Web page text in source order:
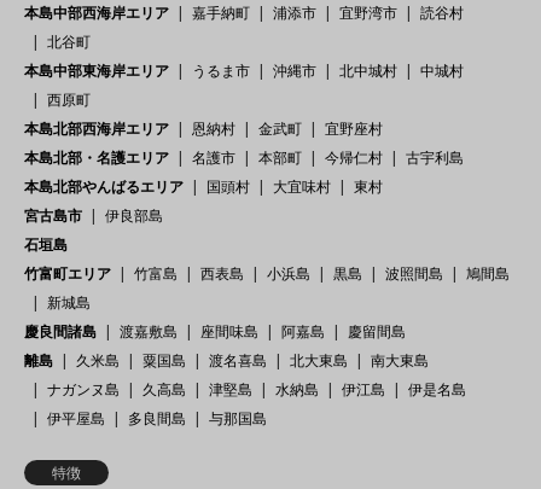
本島中部西海岸エリア
嘉手納町 浦添市 宜野湾市
読谷村
北谷町
本島中部東海岸エリア
うるま市 沖縄市 北中城村
中城村
西原町
本島北部西海岸エリア
恩納村 金武町
宜野座村
本島北部・名護エリア
名護市 本部町 今帰仁村
古宇利島
本島北部やんばるエリア
国頭村 大宜味村
東村
宮古島市
伊良部島
石垣島
竹富町エリア
竹富島 西表島 小浜島 黒島 波照間島
鳩間島
新城島
慶良間諸島
渡嘉敷島 座間味島 阿嘉島
慶留間島
離島
久米島 粟国島 渡名喜島 北大東島
南大東島
ナガンヌ島
久高島 津堅島 水納島 伊江島
伊是名島
伊平屋島
多良間島 与那国島
特徴